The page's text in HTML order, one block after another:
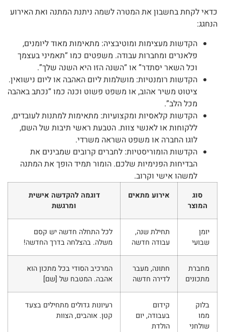
כדאי לקחת בחשבון את המטרה לשמה ניתנת המתנה ואת האירוע
הנחגג:
הקדשות מעצימות ומוטיבציה: מתאימות מאוד ליומנים,
פלאנרים ומחברות עבודה. משפטים כמו “תאמיני בעצמך
וכל השאר יסתדר” או “השנה הזו היא השנה שלך”.
הקדשות רומנטיות: מושלמות ליום האהבה או ליום נישואין.
ציטוט משיר אהוב, או משפט פשוט וכנה כמו “נכתב באהבה
מכל הלב”.
הקדשות קלאסיות ומקצועיות: מתאימות למתנות לעובדים,
ללקוחות או לאנשי צוות. הטבעת ראשי תיבות של השם,
לוגו החברה או משפט השראה משרדי.
הקדשות הומוריסטיות: לחברים קרובים שמבינים את
הבדיחות הפנימיות שלכם. הומור תמיד הופך את המתנה
למשהו אישי וקרוב.
סוג
המוצר
אירוע מתאים
דוגמה להקדשה אישית
ומרגשת
יומן
שבועי
תחילת שנה,
עבודה חדשה
לכל התחלה חדשה יש קסם
משלה. בהצלחה בדרך החדשה!
מחברת
מתכונים
חתונה, מעבר
לדירה חדשה
המרכיב הסודי בכל מתכון הוא
אהבה. המטבח של [שם]
בלוק
ממו
שולחני
קידום
בעבודה, יום
הולדת
רעיונות גדולים מתחילים בצעד
קטן. אוהבים, הצוות